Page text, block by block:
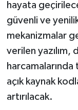
hayata
güvenli ve
mekanizmalar
verilen yazılım,
açık kaynak
artırılacak.